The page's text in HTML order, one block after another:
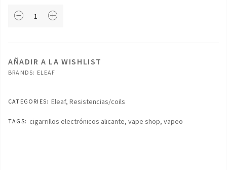
Eleaf
AÑADIR A LA WISHLIST
BRANDS: ELEAF
CATEGORIES: Eleaf,Resistencias/coils
TAGS: cigarrillos electrónicos alicante, vape shop, vapeo